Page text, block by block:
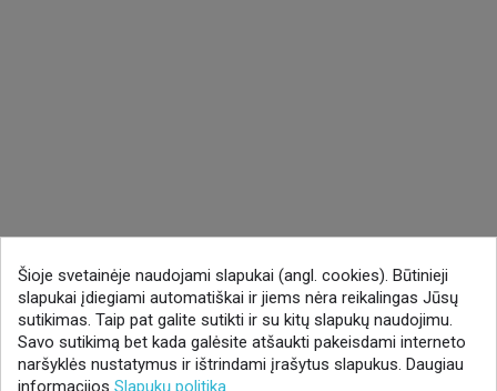
Šioje svetainėje naudojami slapukai (angl. cookies). Būtinieji
slapukai įdiegiami automatiškai ir jiems nėra reikalingas Jūsų
sutikimas. Taip pat galite sutikti ir su kitų slapukų naudojimu.
Savo sutikimą bet kada galėsite atšaukti pakeisdami interneto
naršyklės nustatymus ir ištrindami įrašytus slapukus. Daugiau
informacijos Slapukų politika